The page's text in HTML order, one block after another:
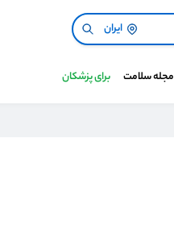
ایران
مجله سلامت برای پزشکان